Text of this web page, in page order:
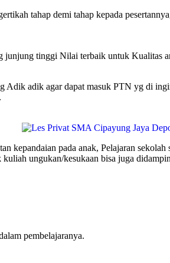
tahap demi tahap kepada
junjung tinggi Nilai terbaik untuk Kualitas
adik agar dapat masuk PTN yg di
pada anak, Pelajaran
ungukan/kesukaan bisa juga
pembelajaranya.